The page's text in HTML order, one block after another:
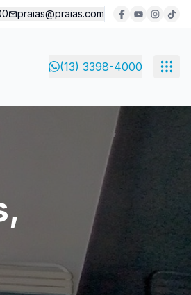
praias@praias.com
(13) 3398-4000